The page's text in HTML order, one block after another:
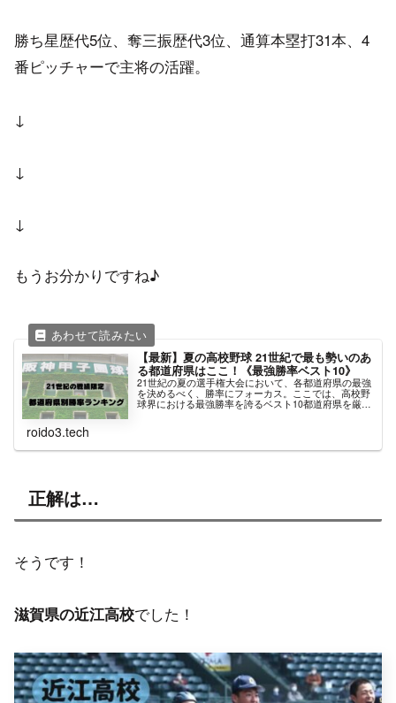
勝ち星歴代5位、奪三振歴代3位、通算本塁打31本、4
番ピッチャーで主将の活躍。
↓
↓
↓
もうお分かりですね♪
【最新】夏の高校野球 21世紀で最も勢いのあ
る都道府県はここ！《最強勝率ベスト10》
21世紀の夏の選手権大会において、各都道府県の最強
を決めるべく、勝率にフォーカス。ここでは、高校野
球界における最強勝率を誇るベスト10都道府県を厳
roido3.tech
正解は…
そうです！
滋賀県の近江高校でした！